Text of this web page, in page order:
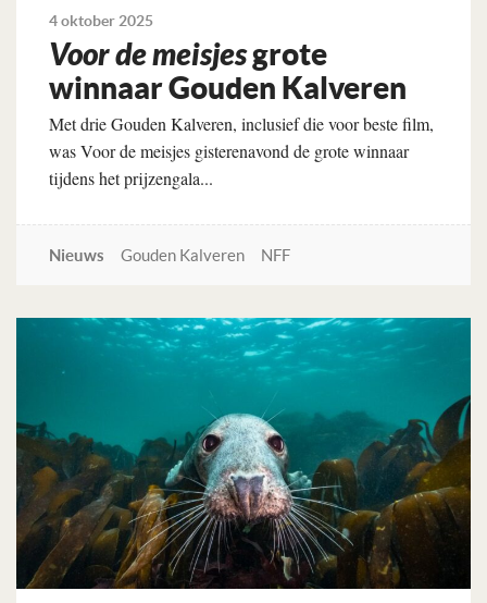
4 oktober 2025
Voor de meisjesgrote
winnaar Gouden Kalveren
Met drie Gouden Kalveren, inclusief die voor beste film,
was Voor de meisjes gisterenavond de grote winnaar
tijdens het prijzengala...
Nieuws Gouden Kalveren NFF
Lees verder